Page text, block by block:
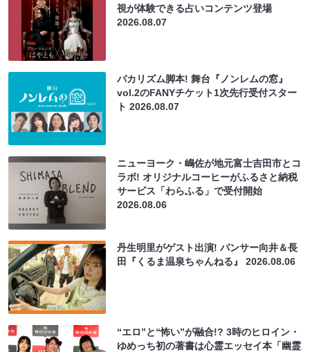
視が体験できる占いコンテンツ登場
2026.08.07
バカリズム脚本! 舞台『ノンレムの窓』
vol.2のFANYチケット1次先行受付スター
ト2026.08.07
ニューヨーク・嶋佐が地元富士吉田市とコ
ラボ! オリジナルコーヒーがふるさと納税
サービス「わらふる」で受付開始
2026.08.06
丹生明里がゲスト出演! パンサー向井＆長
田『くるま温泉ちゃんねる』2026.08.06
“エロ”と“怖い”が融合!? 3時のヒロイン・
ゆめっち初の著書は心霊エッセイ本「幽霊